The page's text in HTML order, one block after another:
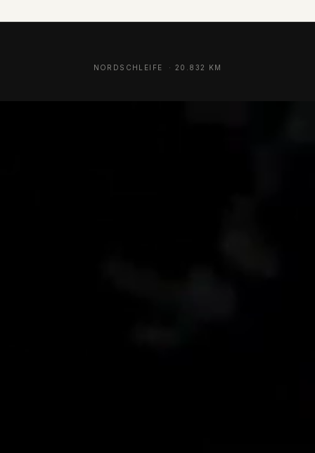
NORDSCHLEIFE · 20.832 KM